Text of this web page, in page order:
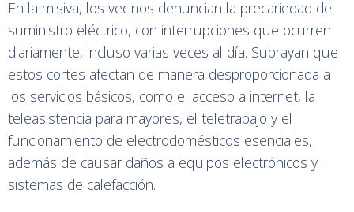
En la misiva, los vecinos denuncian la precariedad del
suministro eléctrico, con interrupciones que ocurren
diariamente, incluso varias veces al día. Subrayan que
estos cortes afectan de manera desproporcionada a
los servicios básicos, como el acceso a internet, la
teleasistencia para mayores, el teletrabajo y el
funcionamiento de electrodomésticos esenciales,
además de causar daños a equipos electrónicos y
sistemas de calefacción.